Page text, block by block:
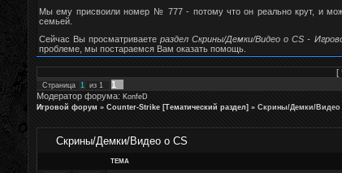
Мы ему присвоили номер № 777 - потому что он реально крут, и
семьей.
Сейчас Вы просматриваетераздел Скрины/Демки/Видео о CS -
проблеме, мы постараемся Вам оказать помощь.
[
Страница 1 из 1
1
Модератор форума: KonfeD
Игровой форум » Counter-Strike [Тематический раздел] » Скрины/Демки/Видео
Скрины/Демки/Видео о CS
ТЕМА